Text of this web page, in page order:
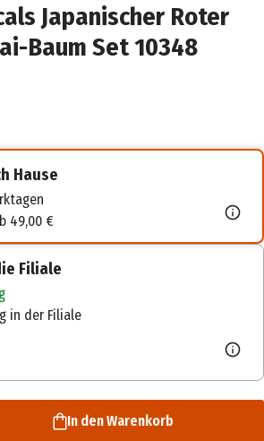
Japanischer Roter
Baum Set 10348
Hause
49,00 €
Filiale
in der Filiale
In den Warenkorb